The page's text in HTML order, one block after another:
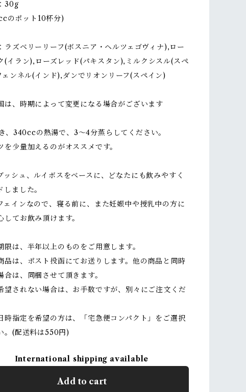
30g
のポット10杯分)
ラズベリーリーフ(ボスニア・ヘルツェゴヴィナ),ロー
(イラン),ローズレッド(パキスタン),ミルクシスル(スペ
ェンネル(インド),ダンでリオンリーフ(スペイン)
は、時期によって変更になる場合がございます
、340ccの熱湯で、3〜4分蒸らしてください。
を少量加えるのがオススメです。
ッシュ、ルイボスをベースに、どなたにも飲みやすく
しました。
ェインなので、寝る前に、また妊娠中や授乳中の方に
してお飲み頂けます。
は、半年以上のものをご用意します。
品は、ポスト投函にてお送りします。他の商品と同時
合は、同梱させて頂きます。
望されない場合は、お手数ですが、別々にご注文くだ
時指定を希望の方は、「宅急便コンパクト」をご選択
。(配送料は550円)
International shipping available
Add to cart